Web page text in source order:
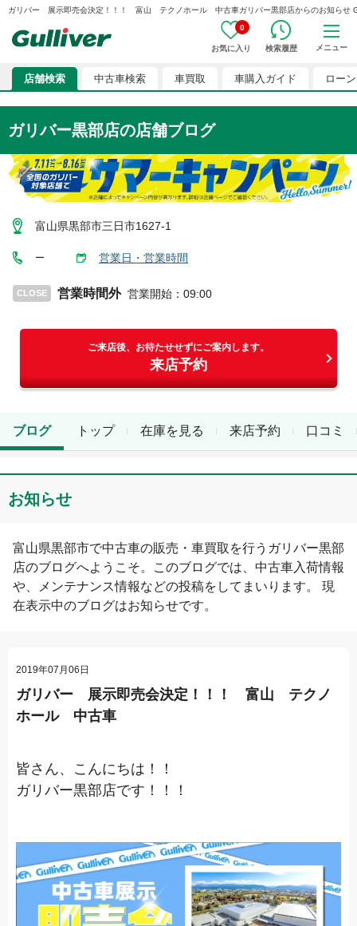
ガリバー 展示即売会決定！！！ 富山 テクノホール 中古車ガリバー黒部店からのお知らせ
0
お気に入り 検索履歴 メニュー
店舗検索 中古車検索 車買取 車購入ガイド ローン
ガリバー黒部店の店舗ブログ
富山県黒部市三日市1627-1
ー 営業日・営業時間
CLOSE 営業時間外 営業開始 ： 09:00
ご来店後、お待たせせずにご案内します。
来店予約
トップ 在庫を見る 来店予約 口コミ
ブログ
お知らせ
富山県黒部市で中古車の販売・車買取を行う ガリバー黒部
店のブログへようこそ。このブログでは、中古車入荷情報
や、メンテナンス情報などの投稿をしてまいります。 現
在表示中のブログはお知らせです。
2019年07月06日
ガリバー 展示即売会決定！！！ 富山 テクノ
ホール 中古車
皆さん、こんにちは！！
ガリバー黒部店です！！！